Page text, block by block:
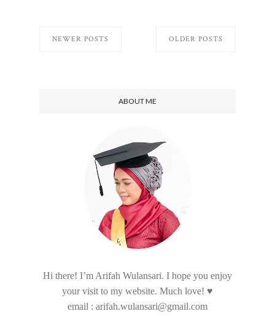
NEWER POSTS OLDER POSTS
ABOUT ME
Hi there! I’m Arifah Wulansari. I hope you enjoy
your visit to my website. Much love! ♥
email : arifah.wulansari@gmail.com